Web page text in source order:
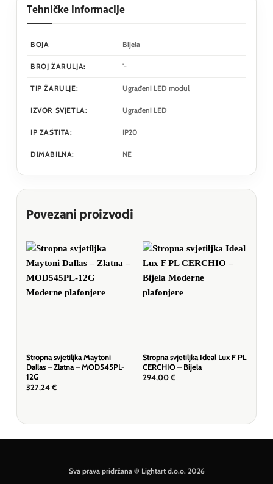
Tehničke informacije
BOJA Bijela
BROJ ŽARULJA: '-
TIP ŽARULJE: Ugrađeni LED modul
IZVOR SVJETLA: Ugrađeni LED
IP ZAŠTITA: IP20
DIMABILNA: NE
Povezani proizvodi
Stropna svjetiljka Maytoni
Dallas – Zlatna – MOD545PL-
12G
327,24 €
Stropna svjetiljka Ideal Lux F PL
CERCHIO – Bijela
294,00 €
Sva prava pridržana © Lightart d.o.o. 2026